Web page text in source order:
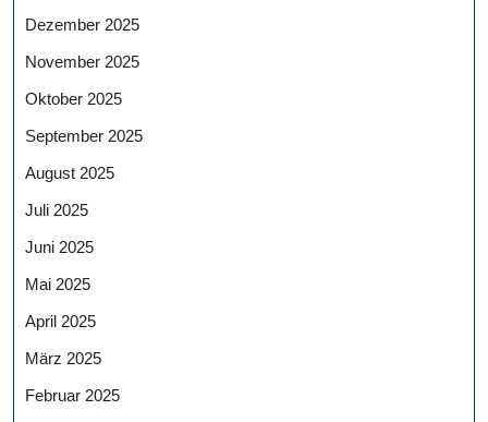
Dezember 2025
November 2025
Oktober 2025
September 2025
August 2025
Juli 2025
Juni 2025
Mai 2025
April 2025
März 2025
Februar 2025